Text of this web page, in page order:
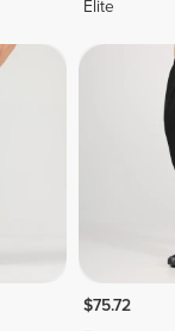
Elite
$75.72